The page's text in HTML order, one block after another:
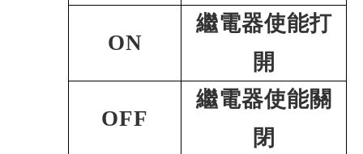
ON
繼電器使能打
開
OFF
繼電器使能關
閉